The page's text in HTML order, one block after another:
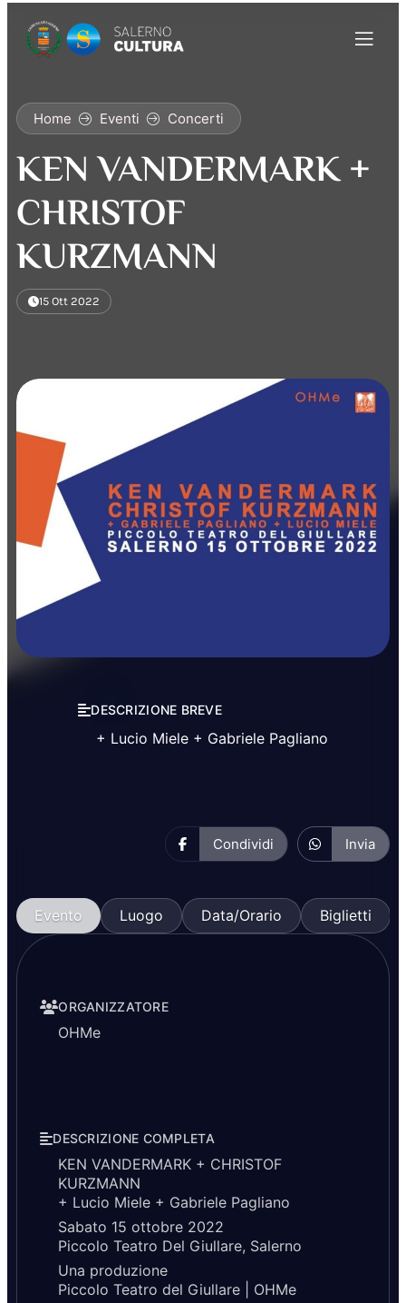
Home Eventi Concerti
KEN VANDERMARK +
CHRISTOF
KURZMANN
15 Ott 2022
DESCRIZIONE BREVE
+ Lucio Miele + Gabriele Pagliano
Condividi Invia
Evento Luogo Data/Orario Biglietti
ORGANIZZATORE
OHMe
DESCRIZIONE COMPLETA
KEN VANDERMARK + CHRISTOF
KURZMANN
+ Lucio Miele + Gabriele Pagliano
Sabato 15 ottobre 2022
Piccolo Teatro Del Giullare, Salerno
Una produzione
Piccolo Teatro del Giullare | OHMe